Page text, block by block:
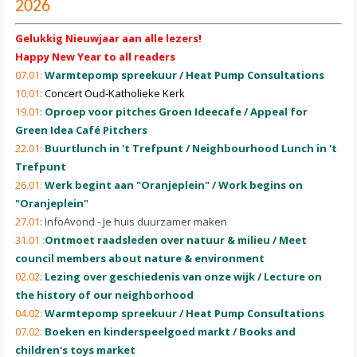
2026
Gelukkig Nieuwjaar aan alle lezers!
Happy New Year to all readers
07.01: Warmtepomp spreekuur / Heat Pump Consultations
10.01: Concert Oud-Katholieke Kerk
19.01: Oproep voor pitches Groen Ideecafe / Appeal for
Green Idea Café Pitchers
22.01: Buurtlunch in 't Trefpunt / Neighbourhood Lunch in 't
Trefpunt
26.01: Werk begint aan "Oranjeplein" / Work begins on
"Oranjeplein"
27.01: InfoAvond - Je huis duurzamer maken
31.01 :Ontmoet raadsleden over natuur & milieu / Meet
council members about nature & environment
02.02: Lezing over geschiedenis van onze wijk / Lecture on
the history of our neighborhood
04.02: Warmtepomp spreekuur / Heat Pump Consultations
07.02: Boeken en kinderspeelgoed markt / Books and
children's toys market